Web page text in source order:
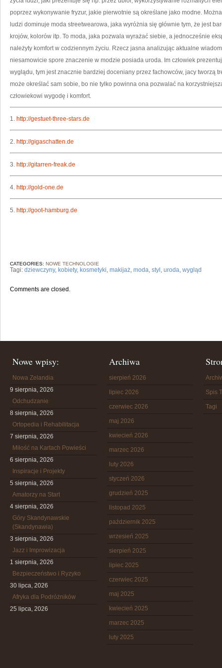
poprzez wykonywanie fryzur, jakie pierwotnie są określane jako modne.
ludzi dominuje moda streetwearowa, jaka wyróżnia się głównie tym, że jest
krojów, kolorów itp. To moda, jaka pozwala wyrażać siebie, a jednocześnie
należyty komfort w codziennym życiu. Rzecz jasna analizując aktualne
niesamowicie spore znaczenie w modzie posiada uroda. Im człowiek
wyglądu, tym jest znacznie bardziej doceniany przez fachowców, jacy tworzą
może określać sam sobie, bo nie tylko powinna ona pozwalać na
człowiekowi wygodę i komfort.
1. http://gestuet-three-stars.de
2. http://gigaschatten.de
3. http://gitarren-freak.de
4. http://gold-one.de
5. http://goot-hamburg.de
CATEGORIES: NOWE TECHNOLOGIE
Tagi: dziewczyny, kobiety, kosmetyki, makijaż, moda, styl , uroda, wygląd
Comments are closed.
Nowe wpisy:
Nowa Zelandia
9 sierpnia, 2026
Odchudzanie
8 sierpnia, 2026
Ortopedia i Rehabilitacja
7 sierpnia, 2026
Miłość na Kartach Powieści
6 sierpnia, 2026
Inspiracje i Projekty
5 sierpnia, 2026
Amatorzy na Start
4 sierpnia, 2026
Góry Skandynawskie
(Skandynawia)
3 sierpnia, 2026
Jazz i Improwizacja
1 sierpnia, 2026
Bezpieczeństwo i Ryzyko
30 lipca, 2026
Afryka dla Podróżników
25 lipca, 2026
Archiwa
sierpień 2026
lipiec 2026
czerwiec 2026
maj 2026
kwiecień 2026
marzec 2026
luty 2026
styczeń 2026
grudzień 2025
listopad 2025
październik 2025
wrzesień 2025
sierpień 2025
lipiec 2025
czerwiec 2025
maj 2025
kwiecień 2025
marzec 2025
luty 2025
Spis
Tagi